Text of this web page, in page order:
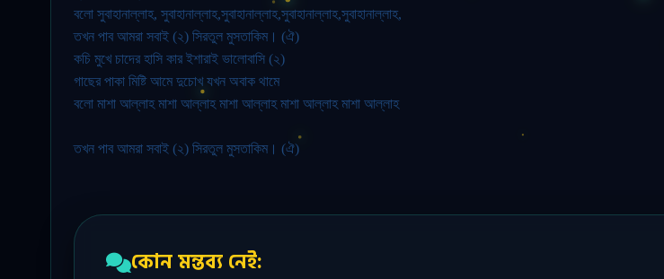
বলো সুবাহানাল্লাহ, সুবাহানাল্লাহ,সুবাহানাল্লাহ,সুবাহানাল্লাহ,সুবাহানাল্লাহ,
তখন পাব আমরা সবাই (২) সিরতুল মুসতাকিম। (ঐ)
কচি মুখে চাদের হাসি কার ইশারাই ভালোবাসি (২)
গাছের পাকা মিষ্টি আমে দুচোখ যখন অবাক থামে
বলো মাশা আল্লাহ মাশা আল্লাহ মাশা আল্লাহ মাশা আল্লাহ মাশা আল্লাহ
তখন পাব আমরা সবাই (২) সিরতুল মুসতাকিম। (ঐ)
কোন মন্তব্য নেই: